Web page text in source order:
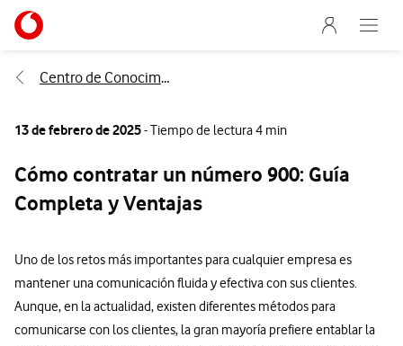
Ir a la pagina principal de vodafone.es
Menu
Abre
Centro de Conocimiento
13 de febrero de 2025- Tiempo de lectura 4 min
Cómo contratar un número 900: Guía
Completa y Ventajas
Uno de los retos más importantes para cualquier empresa es
mantener una comunicación fluida y efectiva con sus clientes.
Aunque, en la actualidad, existen diferentes métodos para
comunicarse con los clientes, la gran mayoría prefiere entablar la